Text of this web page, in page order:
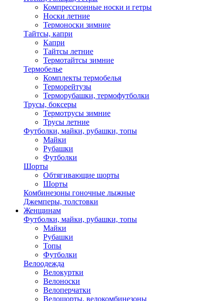
Компрессионные носки и гетры
Носки летние
Термоноски зимние
Тайтсы, капри
Капри
Тайтсы летние
Термотайтсы зимние
Термобелье
Комплекты термобелья
Терморейтузы
Терморубашки, термофутболки
Трусы, боксеры
Термотрусы зимние
Трусы летние
Футболки, майки, рубашки, топы
Майки
Рубашки
Футболки
Шорты
Обтягивающие шорты
Шорты
Комбинезоны гоночные лыжные
Джемперы, толстовки
Женщинам
Футболки, майки, рубашки, топы
Майки
Рубашки
Топы
Футболки
Велоодежда
Велокуртки
Велоноски
Велоперчатки
Велошорты, велокомбинезоны